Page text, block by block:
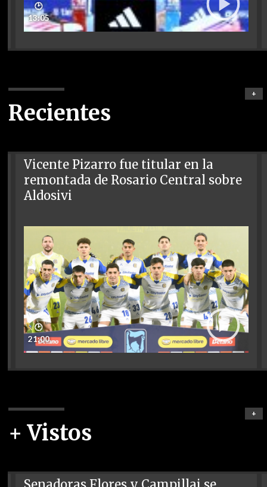
🕑
13:05
Recientes
+
Vicente Pizarro fue titular en la
remontada de Rosario Central sobre
Aldosivi
🕑
21:00
+ Vistos
+